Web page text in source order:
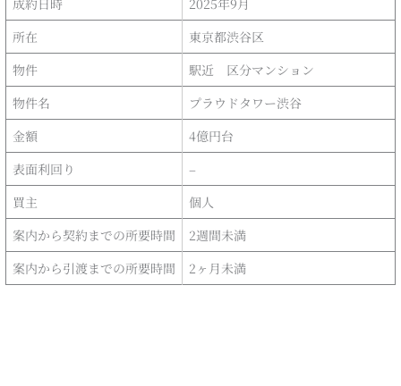
成約日時
2025年9月
所在
東京都渋谷区
物件
駅近 区分マンション
物件名
プラウドタワー渋谷
金額
4億円台
表面利回り
–
買主
個人
案内から契約までの所要時間
2週間未満
案内から引渡までの所要時間
2ヶ月未満